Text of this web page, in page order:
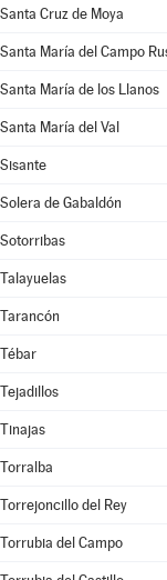
Santa Cruz de Moya
Santa María del Campo
Santa María de los Llanos
Santa María del Val
Sisante
Solera de Gabaldón
Sotorribas
Talayuelas
Tarancón
Tébar
Tejadillos
Tinajas
Torralba
Torrejoncillo del Rey
Torrubia del Campo